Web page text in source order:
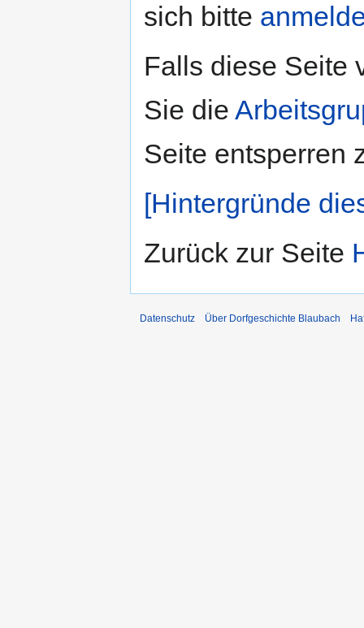
sich bitte
Falls diese Seite
Sie die
Seite entsperren
[Hintergründe
Zurück zur Seite
Datenschutz Über Dorfgeschichte Blaubach